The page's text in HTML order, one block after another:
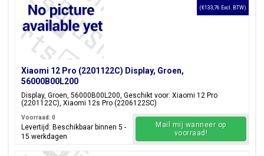
Xiaomi 12 Pro (2201122C) Display, Groen,
56000B00L200
Display, Groen, 56000B00L200, Geschikt voor: Xiaomi 12 Pro
(2201122C), Xiaomi 12s Pro (2206122SC)
(€133,76 Excl. BTW)
Voorraad: 0
Levertijd: Beschikbaar binnen 5 -
15 werkdagen
Mail mij wanneer op
voorraad!